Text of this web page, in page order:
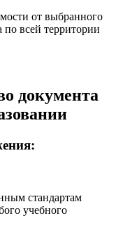
от выбранного
по всей территории
документа
стандартам
учебного